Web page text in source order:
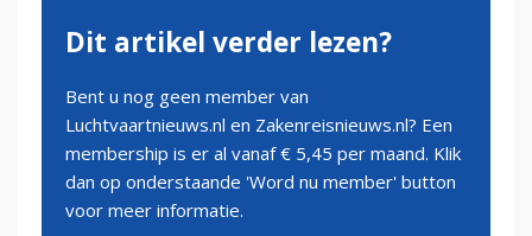
Dit artikel verder lezen?
Bent u nog geen member van
Luchtvaartnieuws.nl en Zakenreisnieuws.nl? Een
membership is er al vanaf € 5,45 per maand. Klik
dan op onderstaande 'Word nu member' button
voor meer informatie.